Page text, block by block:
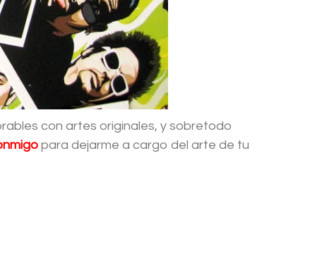
con artes originales, y sobretodo
para dejarme a cargo del arte de tu